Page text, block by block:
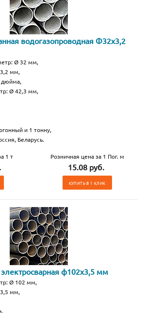
водогазопроводная Ф32х3,2
Ø 32 мм,
мм,
дюйма,
Ø 42,3 мм,
и 1 тонну,
Беларусь.
1 т Розничная цена за 1 Пог. м
15.08 руб.
КУПИТЬ В 1 КЛИК
электросварная ф102x3,5 мм
Ø 102 мм,
мм,